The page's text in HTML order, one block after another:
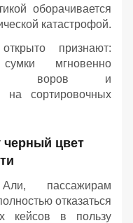
оборачивается
катастрофой.
признают:
мгновенно
воров и
на сортировочных
черный цвет
пассажирам
отказаться
кейсов в пользу